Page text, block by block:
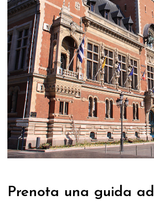
Prenota una guida ad